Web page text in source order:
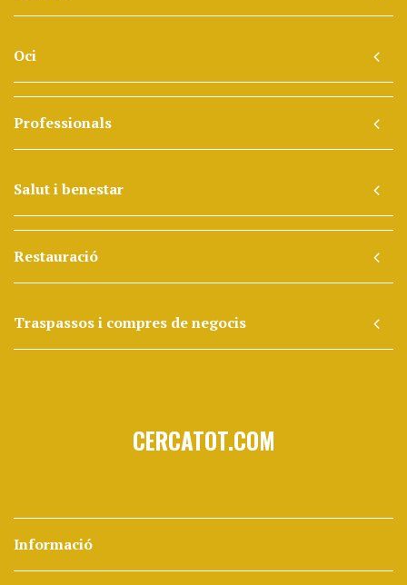
Oci
Professionals
Salut i benestar
Restauració
Traspassos i compres de negocis
CERCATOT.COM
Informació